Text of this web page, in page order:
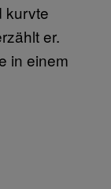
kurvte
er.
in einem